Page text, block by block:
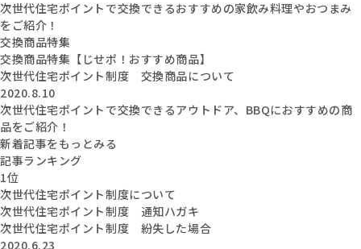
次世代住宅ポイントで交換できるおすすめの家飲み料理やおつまみ
をご紹介！
交換商品特集
交換商品特集【じせポ！おすすめ商品】
次世代住宅ポイント制度 交換商品について
2020.8.10
次世代住宅ポイントで交換できるアウトドア、BBQにおすすめの商
品をご紹介！
新着記事をもっとみる
記事ランキング
1位
次世代住宅ポイント制度について
次世代住宅ポイント制度 通知ハガキ
次世代住宅ポイント制度 紛失した場合
2020.6.23